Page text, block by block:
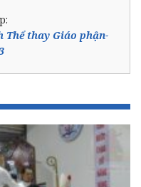
Thể thay Giáo phận-